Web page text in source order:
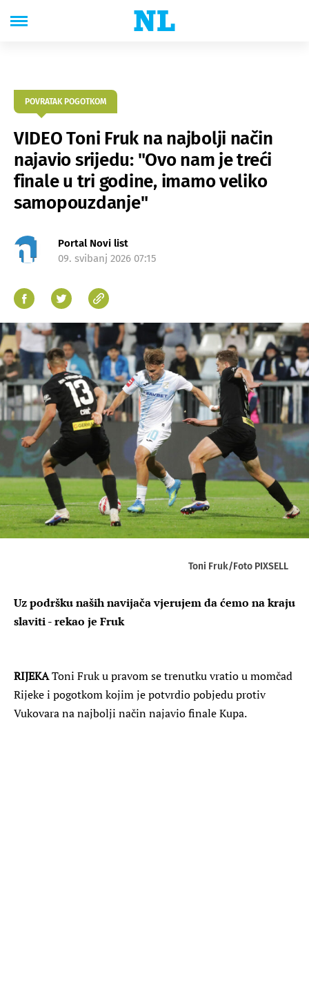
POVRATAK POGOTKOM
VIDEO Toni Fruk na najbolji način
najavio srijedu: "Ovo nam je treći
finale u tri godine, imamo veliko
samopouzdanje"
Portal Novi list
09. svibanj 2026 07:15
Toni Fruk/Foto PIXSELL
Uz podršku naših navijača vjerujem da ćemo na kraju
slaviti - rekao je Fruk
RIJEKAToni Fruk u pravom se trenutku vratio u momčad
Rijeke i pogotkom kojim je potvrdio pobjedu protiv
Vukovara na najbolji način najavio finale Kupa.